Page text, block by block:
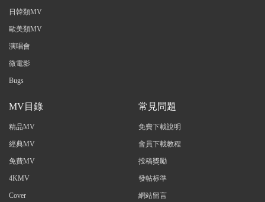
日韓類MV
歐美類MV
演唱會
微電影
Bugs
MV目錄
精品MV
經典MV
免費MV
4KMV
Cover
常見問題
免費下載說明
會員下載教程
投稿獎勵
發帖标準
網站留言